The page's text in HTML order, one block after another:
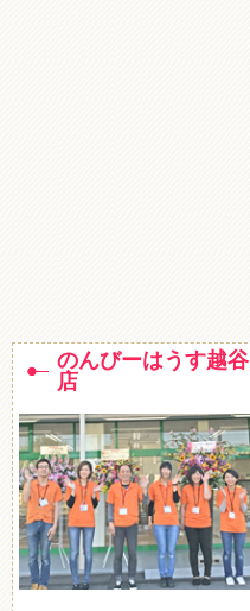
のんびーはうす越谷
店